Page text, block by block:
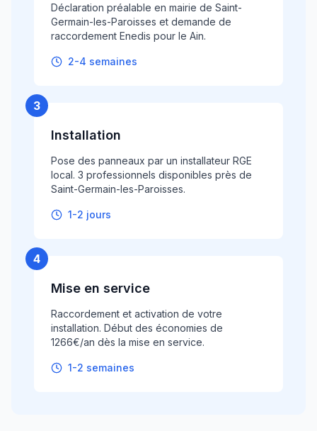
Déclaration préalable en mairie de Saint-
Germain-les-Paroisses et demande de
raccordement Enedis pour le Ain.
2-4 semaines
3
Installation
Pose des panneaux par un installateur RGE
local. 3 professionnels disponibles près de
Saint-Germain-les-Paroisses.
1-2 jours
4
Mise en service
Raccordement et activation de votre
installation. Début des économies de
1266€/an dès la mise en service.
1-2 semaines